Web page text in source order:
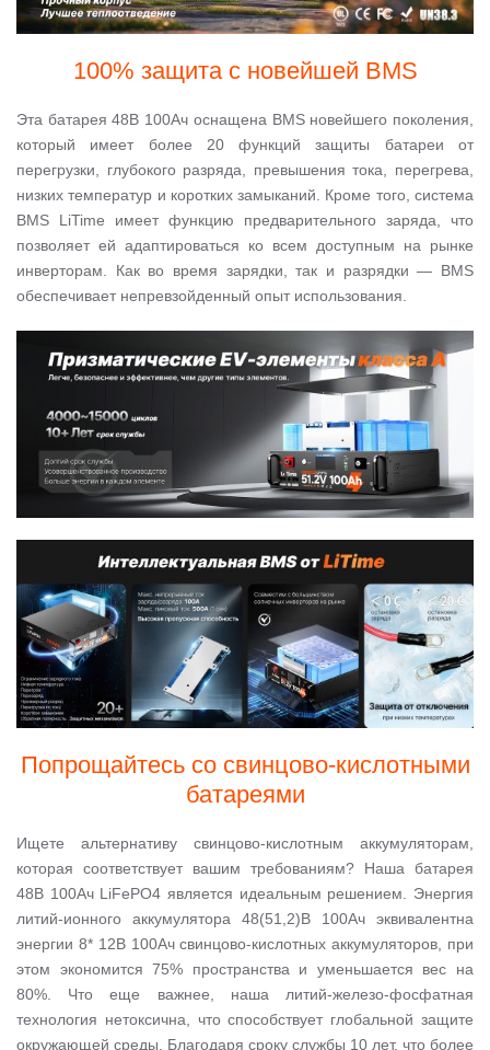
100% защита с новейшей BMS
Эта батарея 48В 100Ач оснащена BMS новейшего поколения,
который имеет более 20 функций защиты батареи от
перегрузки, глубокого разряда, превышения тока, перегрева,
низких температур и коротких замыканий. Кроме того, система
BMS LiTime имеет функцию предварительного заряда, что
позволяет ей адаптироваться ко всем доступным на рынке
инверторам. Как во время зарядки, так и разрядки — BMS
обеспечивает непревзойденный опыт использования.
Попрощайтесь со свинцово-кислотными
батареями
Ищете альтернативу свинцово-кислотным аккумуляторам,
которая соответствует вашим требованиям? Наша батарея
48В 100Ач LiFePO4 является идеальным решением. Энергия
литий-ионного аккумулятора 48(51,2)В 100Ач эквивалентна
энергии 8* 12В 100Ач свинцово-кислотных аккумуляторов, при
этом экономится 75% пространства и уменьшается вес на
80%. Что еще важнее, наша литий-железо-фосфатная
технология нетоксична, что способствует глобальной защите
окружающей среды. Благодаря сроку службы 10 лет, что более